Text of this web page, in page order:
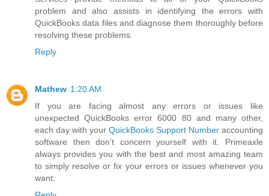
problem and also assists in identifying the errors with
QuickBooks data files and diagnose them thoroughly before
resolving these problems.
Reply
Mathew 1:20 AM
If you are facing almost any errors or issues like
unexpected QuickBooks error 6000 80 and many other,
each day with your QuickBooks Support Number accounting
software then don’t concern yourself with it. Primeaxle
always provides you with the best and most amazing team
to simply resolve or fix your errors or issues whenever you
want.